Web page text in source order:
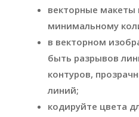
векторные макеты
минимальному
в векторном
быть разрывов
контуров,
линий;
кодируйте цвета